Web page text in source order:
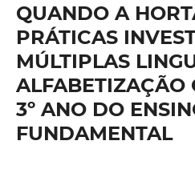
QUANDO A
PRÁTICAS
MÚLTIPLAS
ALFABETIZAÇÃO
3º ANO DO
FUNDAMENTAL